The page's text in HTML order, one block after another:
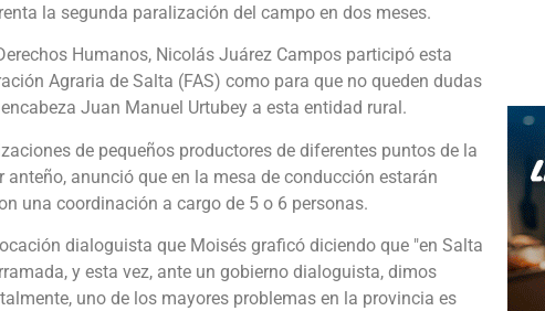
la segunda paralización del campo en dos meses.
Humanos, Nicolás Juárez Campos participó esta
Agraria de Salta (FAS) como para que no queden dudas
Juan Manuel Urtubey a esta entidad rural.
de pequeños productores de diferentes puntos de la
anunció que en la mesa de conducción estarán
una coordinación a cargo de 5 o 6 personas.
dialoguista que Moisés graficó diciendo que "en Salta
y esta vez, ante un gobierno dialoguista, dimos
uno de los mayores problemas en la provincia es